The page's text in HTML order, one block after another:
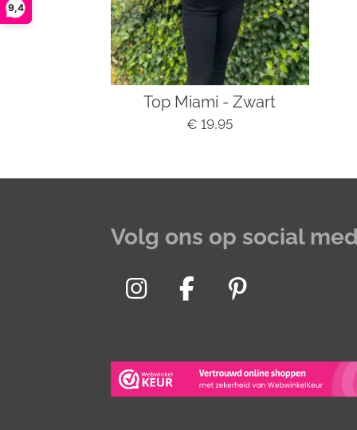
9,4
Top Miami - Zwart
€ 19,95
Volg ons op social
I
t
a
F
b
P
t
e